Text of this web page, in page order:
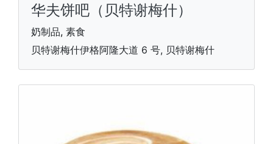
华夫饼吧（贝特谢梅什）
奶制品, 素食
贝特谢梅什伊格阿隆大道 6 号, 贝特谢梅什